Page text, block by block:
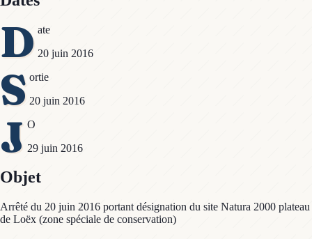
D ate
20 juin 2016
S ortie
20 juin 2016
J O
29 juin 2016
Objet
Arrêté du 20 juin 2016 portant désignation du site Natura 2000 plateau
de Loëx (zone spéciale de conservation)